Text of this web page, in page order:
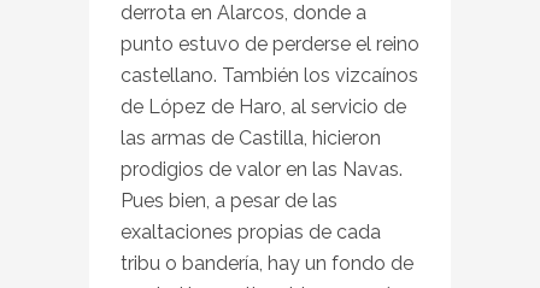
derrota en Alarcos, donde a
punto estuvo de perderse el reino
castellano. También los vizcaínos
de López de Haro, al servicio de
las armas de Castilla, hicieron
prodigios de valor en las Navas.
Pues bien, a pesar de las
exaltaciones propias de cada
tribu o bandería, hay un fondo de